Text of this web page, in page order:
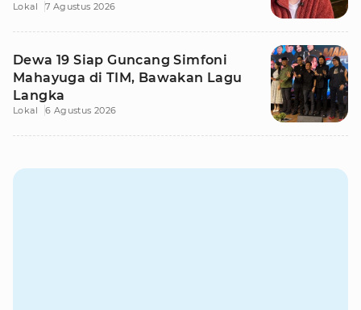
Lokal 7 Agustus 2026
Dewa 19 Siap Guncang Simfoni
Mahayuga di TIM, Bawakan Lagu
Langka
Lokal 6 Agustus 2026